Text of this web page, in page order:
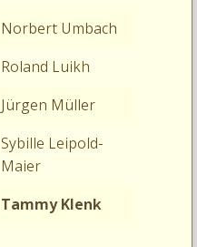
Norbert Umbach
Roland Luikh
Jürgen Müller
Sybille Leipold-
Maier
Tammy Klenk